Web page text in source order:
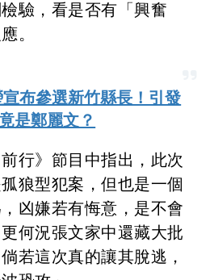
驗，看是否有「興奮
。
布參選新竹縣長！引發
是鄭麗文？
行》節目中指出，此次
狼型犯案，但也是一個
凶嫌若有悔意，是不會
何況張文家中還藏大批
若這次真的讓其脫逃，